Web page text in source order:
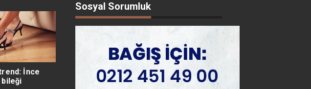
İnce
bileği
Sosyal Sorumluk